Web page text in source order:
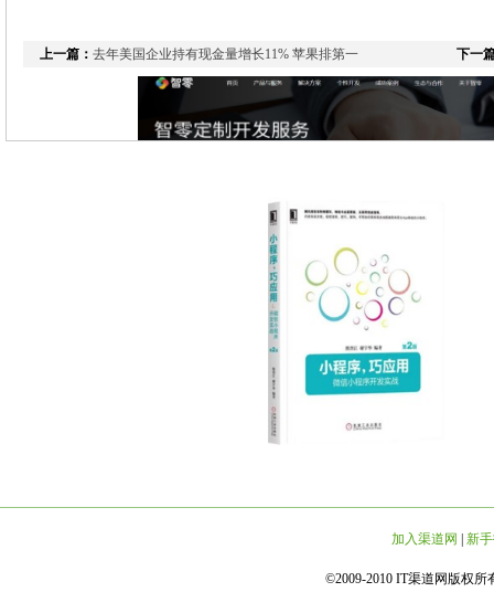
上一篇： 去年美国企业持有现金量增长11% 苹果排第一 下一
加入渠道网 新
©2009-2010 IT渠道网版权所